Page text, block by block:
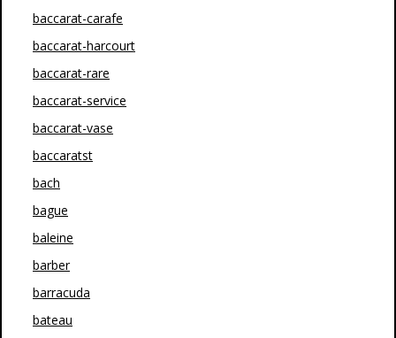
baccarat-carafe
baccarat-harcourt
baccarat-rare
baccarat-service
baccarat-vase
baccaratst
bach
bague
baleine
barber
barracuda
bateau